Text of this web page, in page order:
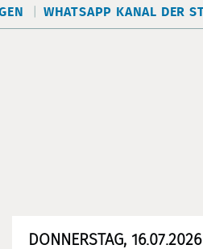
WHATSAPP KANAL DER
DONNERSTAG, 16.07.2026